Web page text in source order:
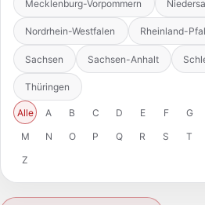
Mecklenburg-Vorpommern
Nordrhein-Westfalen Rheinland-
Sachsen Sachsen-Anhalt
Thüringen
Alle A B C D E F G
M
N O P Q R S T
Z